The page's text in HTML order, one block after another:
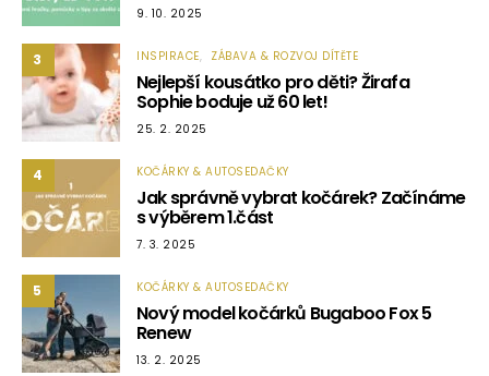
9. 10. 2025
3 INSPIRACE ZÁBAVA & ROZVOJ DÍTĚTE
Nejlepší kousátko pro děti? Žirafa
Sophie boduje už 60 let!
25. 2. 2025
4 KOČÁRKY & AUTOSEDAČKY
Jak správně vybrat kočárek? Začínáme
s výběrem 1.část
7. 3. 2025
5 KOČÁRKY & AUTOSEDAČKY
Nový model kočárků Bugaboo Fox 5
Renew
13. 2. 2025